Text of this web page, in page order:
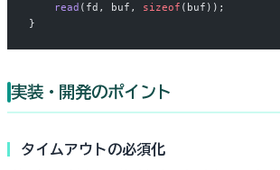
    read
(fd, buf, sizeof (buf));
}
実装・開発のポイント
タイムアウトの必須化